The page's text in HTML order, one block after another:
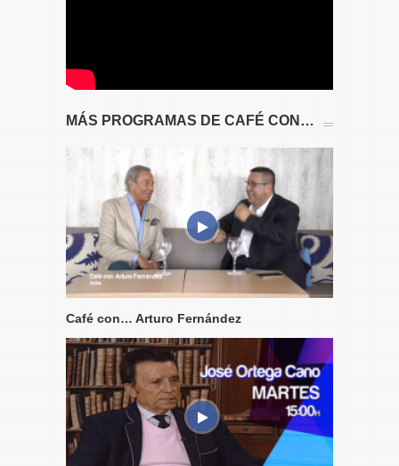
MÁS PROGRAMAS DE CAFÉ CON…
Café con… Arturo Fernández